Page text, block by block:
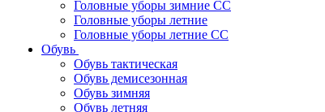
Головные уборы зимние СС
Головные уборы летние
Головные уборы летние СС
Обувь
Обувь тактическая
Обувь демисезонная
Обувь зимняя
Обувь летняя